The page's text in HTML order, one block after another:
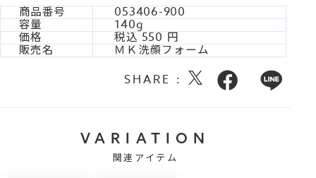
商品番号 053406-900
容量 140g
価格 税込550
販売名
ＭＫ洗顔フォーム
SHARE :
VARIATION
関連アイテム